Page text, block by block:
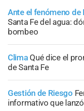
Ante el fenómeno de
Santa Fe del agua:
bombeo
Clima Qué dice el
de Santa Fe
Gestión de Riesgo
informativo que